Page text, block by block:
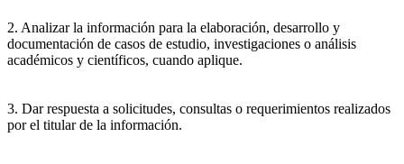
2. Analizar la información para la elaboración, desarrollo y
documentación de casos de estudio, investigaciones o análisis
académicos y científicos, cuando aplique.
3. Dar respuesta a solicitudes, consultas o requerimientos realizados
por el titular de la información.